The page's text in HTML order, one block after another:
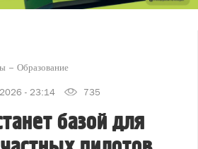
Образование
- 23:14 735
базой для